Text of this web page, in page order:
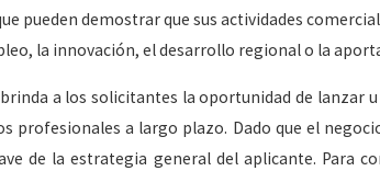
pueden demostrar que sus actividades
la innovación, el desarrollo regional o la
a los solicitantes la oportunidad de lanzar
profesionales a largo plazo. Dado que el
de la estrategia general del aplicante. Para